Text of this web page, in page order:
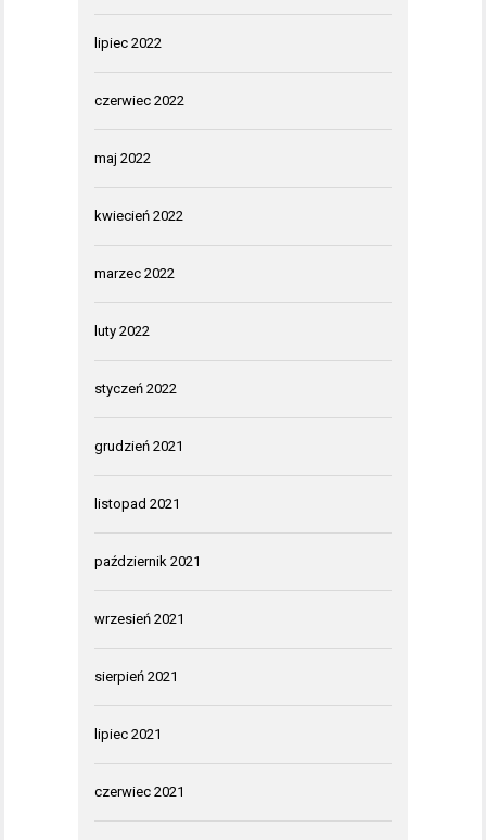
lipiec 2022
czerwiec 2022
maj 2022
kwiecień 2022
marzec 2022
luty 2022
styczeń 2022
grudzień 2021
listopad 2021
październik 2021
wrzesień 2021
sierpień 2021
lipiec 2021
czerwiec 2021